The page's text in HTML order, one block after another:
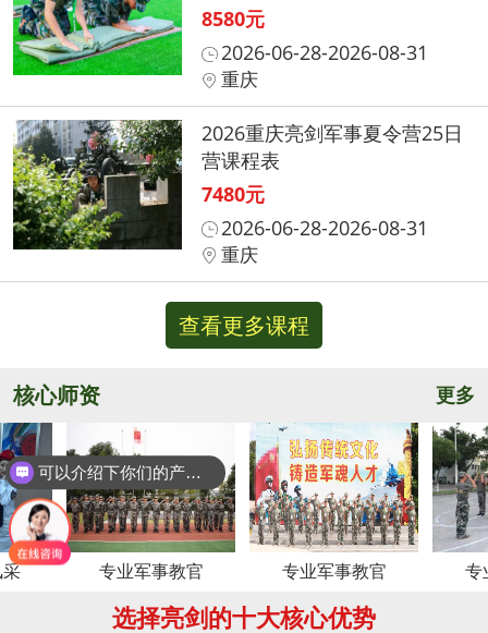
8580元
2026-06-28-2026-08-31
重庆
2026重庆亮剑军事夏令营25日
营课程表
7480元
2026-06-28-2026-08-31
重庆
查看更多课程
核心师资 更多
专业军事教官 专业军事教官 专业军事
选择亮剑的十大核心优势
可以介绍下你们的产品么？